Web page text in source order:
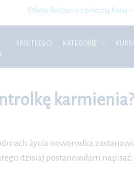
Szkoła Rodzenia z położną Kasią
SPIS TREŚCI KATEGORIE
karmienia?
życia noworodka
dzisiaj postanowiłam napisać: